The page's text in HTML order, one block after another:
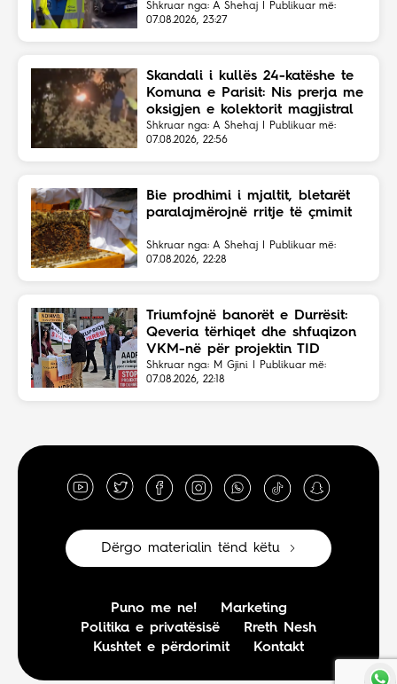
Shkruar nga: A Shehaj | Publikuar më:
07.08.2026, 23:27
Skandali i kullës 24-katëshe te
Komuna e Parisit: Nis prerja me
oksigjen e kolektorit magjistral
në fshehtësi
Shkruar nga: A Shehaj | Publikuar më:
07.08.2026, 22:56
Bie prodhimi i mjaltit, bletarët
paralajmërojnë rritje të çmimit
Shkruar nga: A Shehaj | Publikuar më:
07.08.2026, 22:28
Triumfojnë banorët e Durrësit:
Qeveria tërhiqet dhe shfuqizon
VKM-në për projektin TID
Shkruar nga: M Gjini | Publikuar më:
07.08.2026, 22:18
Dërgo materialin tënd këtu
Puno me ne!
Marketing
Politika e privatësisë
Rreth Nesh
Kushtet e përdorimit
Kontakt